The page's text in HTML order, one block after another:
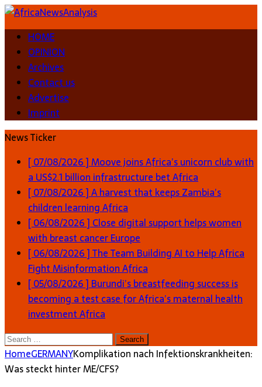
HOME
OPINION
Archives
Contact us
Advertise
Imprint
News Ticker
[ 07/08/2026 ]Moove joins Africa’s unicorn club with
a US$2.1 billion infrastructure betAfrica
[ 07/08/2026 ]A harvest that keeps Zambia’s
children learningAfrica
[ 06/08/2026 ] Close digital support helps women
with breast cancerEurope
[ 06/08/2026 ]The Team Building AI to Help Africa
Fight MisinformationAfrica
[ 05/08/2026 ] Burundi’s breastfeeding success is
becoming a test case for Africa’s maternal health
investmentAfrica
Search
for:
HomeGERMANYKomplikation nach Infektionskrankheiten:
Was steckt hinter ME/CFS?